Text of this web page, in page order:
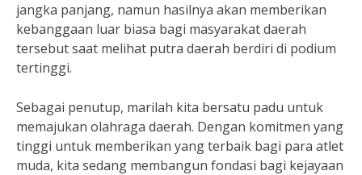
jangka panjang, namun hasilnya akan memberikan
kebanggaan luar biasa bagi masyarakat daerah
tersebut saat melihat putra daerah berdiri di podium
tertinggi.
Sebagai penutup, marilah kita bersatu padu untuk
memajukan olahraga daerah. Dengan komitmen yang
tinggi untuk memberikan yang terbaik bagi para atlet
muda, kita sedang membangun fondasi bagi kejayaan